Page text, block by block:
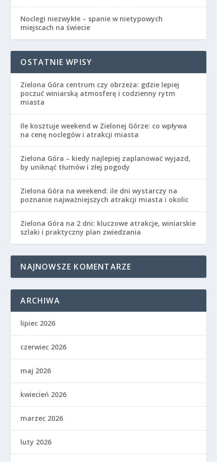
Noclegi niezwykłe – spanie w nietypowych
miejscach na świecie
OSTATNIE WPISY
Zielona Góra centrum czy obrzeża: gdzie lepiej
poczuć winiarską atmosferę i codzienny rytm
miasta
Ile kosztuje weekend w Zielonej Górze: co wpływa
na cenę noclegów i atrakcji miasta
Zielona Góra – kiedy najlepiej zaplanować wyjazd,
by uniknąć tłumów i złej pogody
Zielona Góra na weekend: ile dni wystarczy na
poznanie najważniejszych atrakcji miasta i okolic
Zielona Góra na 2 dni: kluczowe atrakcje, winiarskie
szlaki i praktyczny plan zwiedzania
NAJNOWSZE KOMENTARZE
ARCHIWA
lipiec 2026
czerwiec 2026
maj 2026
kwiecień 2026
marzec 2026
luty 2026